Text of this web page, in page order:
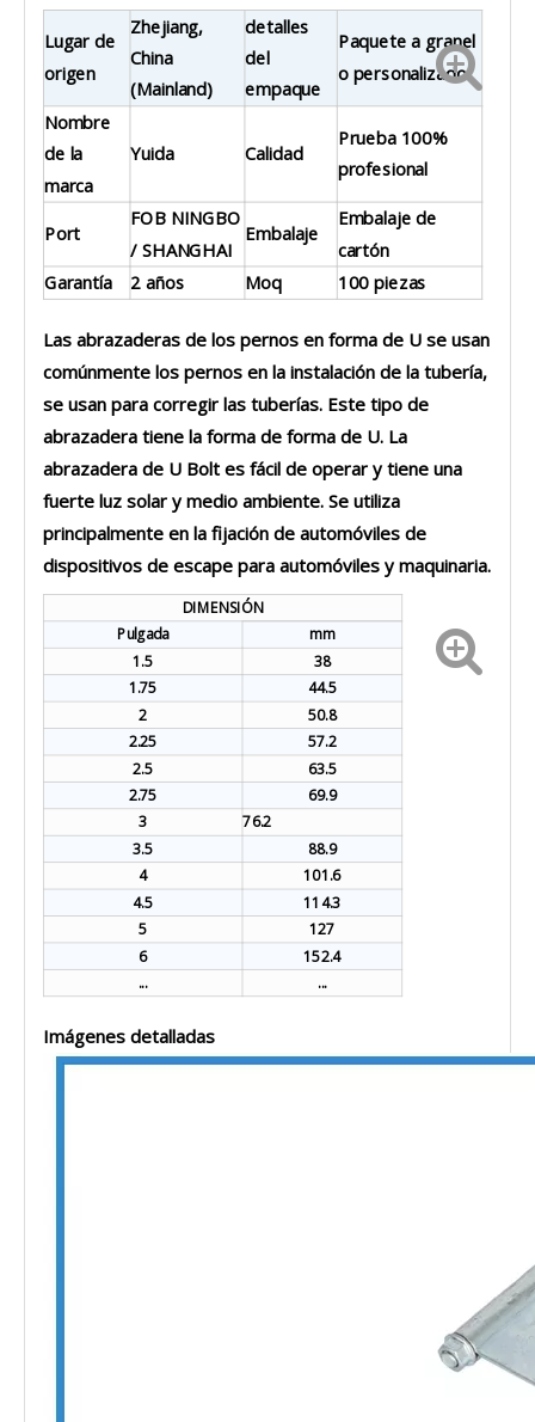
Lugar de
origen
Zhejiang,
China
(Mainland)
detalles
del
empaque
Paquete a granel
o personalizado
Nombre
de la
marca
Yuida Calidad
Prueba 100%
profesional
Port
FOB NINGBO
/ SHANGHAI
Embalaje
Embalaje de
cartón
Garantía
2 años Moq 100 piezas
Las abrazaderas de los pernos en forma de U se usan
comúnmente los pernos en la instalación de la tubería,
se usan para corregir las tuberías. Este tipo de
abrazadera tiene la forma de forma de U. La
abrazadera de U Bolt es fácil de operar y tiene una
fuerte luz solar y medio ambiente. Se utiliza
principalmente en la fijación de automóviles de
dispositivos de escape para automóviles y maquinaria.
DIMENSIÓN
Pulgada
mm
1.5 38
1.75
44.5
2
50.8
2.25
57.2
2.5
63.5
2.75
69.9
3 76.2
3.5
88.9
4
101.6
4.5
114.3
5
127
6 152.4
... ...
Imágenes detalladas